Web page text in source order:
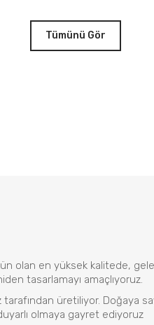
Tümünü Gör
olan en yüksek kalitede,
tasarlamayı amaçlıyoruz.
tarafından üretiliyor. Doğaya
olmaya gayret ediyoruz